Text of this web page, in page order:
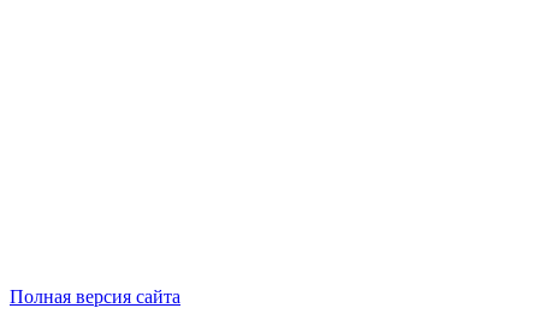
Полная версия сайта